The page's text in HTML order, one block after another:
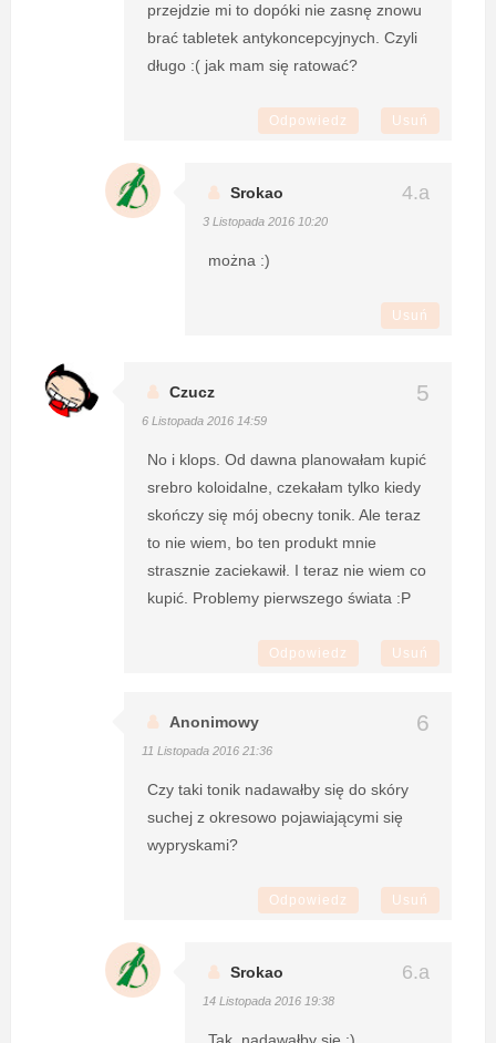
przejdzie mi to dopóki nie zasnę znowu
brać tabletek antykoncepcyjnych. Czyli
długo :( jak mam się ratować?
Odpowiedz Usuń
Srokao
3 Listopada 2016 10:20
można :)
Usuń
Czucz
6 Listopada 2016 14:59
No i klops. Od dawna planowałam kupić
srebro koloidalne, czekałam tylko kiedy
skończy się mój obecny tonik. Ale teraz
to nie wiem, bo ten produkt mnie
strasznie zaciekawił. I teraz nie wiem co
kupić. Problemy pierwszego świata :P
Odpowiedz Usuń
Anonimowy
11 Listopada 2016 21:36
Czy taki tonik nadawałby się do skóry
suchej z okresowo pojawiającymi się
wypryskami?
Odpowiedz Usuń
Srokao
14 Listopada 2016 19:38